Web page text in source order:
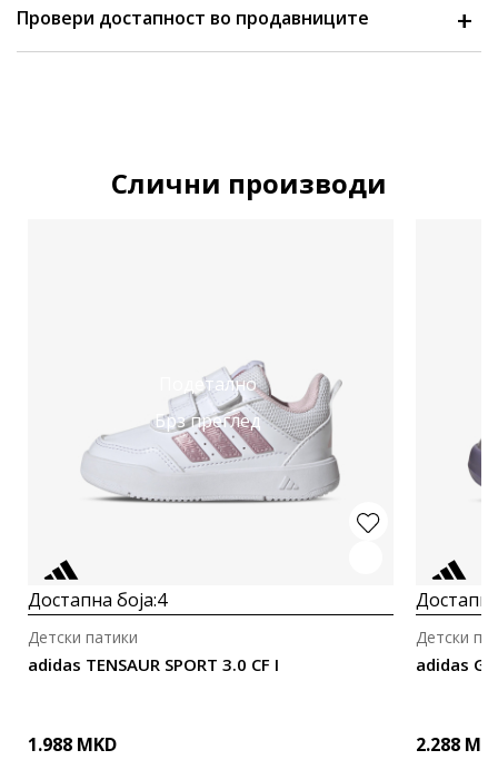
Провери достапност во продавниците
Слични производи
Подетално
Брз преглед
Достапна боја:4
adidas TENSAUR SPORT 3.0 CF I
Детски патики
1.988 MKD
adidas
Детски
2.288